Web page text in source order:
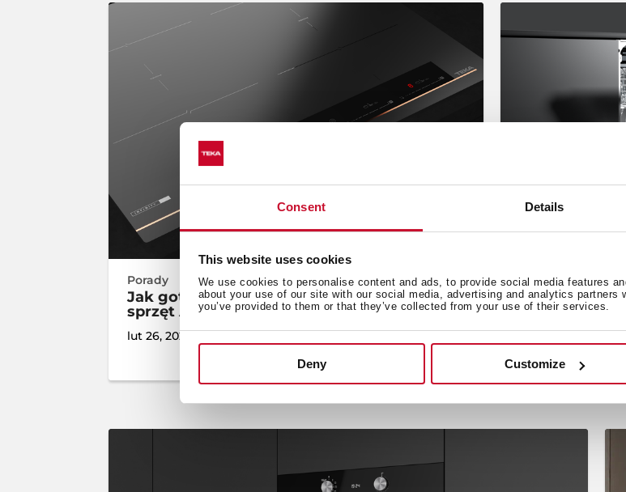
Consent Details
This website uses cookies
We use cookies to personalise content and ads, to provide social media features
about your use of our site with our social media, advertising and analytics partners
you’ve provided to them or that they’ve collected from your use of their services.
Deny Customize
Porady
Jak gotować zdrowe i lekkie dania? Nasz
sprzęt AGD Ci w tym pomoże!
lut 26, 2026
Porady,
Ranking
Twojej kuchni?
lut 4, 2026